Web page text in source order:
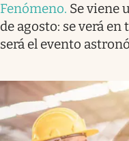
Fenómeno. Se viene
de agosto: se verá
será el evento